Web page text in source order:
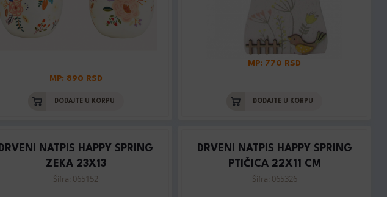
MP: 890 RSD
DODAJTE U KORPU
MP: 770 RSD
DODAJTE U KORPU
DRVENI NATPIS HAPPY SPRING
ZEKA 23X13
Šifra: 065152
DRVENI NATPIS HAPPY SPRING
PTIČICA 22X11 CM
Šifra: 065326